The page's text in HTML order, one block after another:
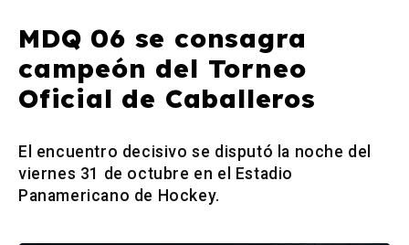
MDQ 06 se consagra
campeón del Torneo
Oficial de Caballeros
El encuentro decisivo se disputó la noche del
viernes 31 de octubre en el Estadio
Panamericano de Hockey.